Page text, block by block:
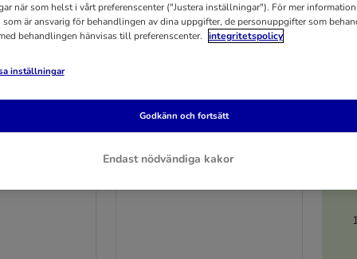
Care
4 varianter
Overweight Adult
när som helst i vårt preferenscenter ("Justera inställningar"). För mer
som är ansvarig för behandlingen av dina uppgifter, de personuppgifter som
behandlingen hänvisas till preferenscenter. integritetspolicy
inställningar
Endast nödvändiga kakor
Godkänn och fortsätt